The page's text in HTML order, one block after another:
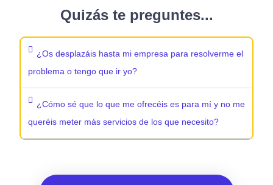
Quizás te preguntes...
¿Os desplazáis hasta mi empresa para resolverme el
problema o tengo que ir yo?
¿Cómo sé que lo que me ofrecéis es para mí y no me
queréis meter más servicios de los que necesito?